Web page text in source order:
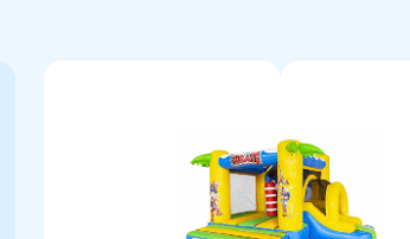
Attraktion in Ihren
Hüpfburg innerhalb
mit einem Gebläse und